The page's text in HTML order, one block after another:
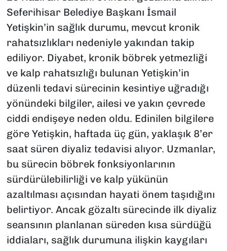
Seferihisar Belediye Başkanı İsmail
Yetişkin’in sağlık durumu, mevcut kronik
rahatsızlıkları nedeniyle yakından takip
ediliyor. Diyabet, kronik böbrek yetmezliği
ve kalp rahatsızlığı bulunan Yetişkin’in
düzenli tedavi sürecinin kesintiye uğradığı
yönündeki bilgiler, ailesi ve yakın çevrede
ciddi endişeye neden oldu. Edinilen bilgilere
göre Yetişkin, haftada üç gün, yaklaşık 8’er
saat süren diyaliz tedavisi alıyor. Uzmanlar,
bu sürecin böbrek fonksiyonlarının
sürdürülebilirliği ve kalp yükünün
azaltılması açısından hayati önem taşıdığını
belirtiyor. Ancak gözaltı sürecinde ilk diyaliz
seansının planlanan süreden kısa sürdüğü
iddiaları, sağlık durumuna ilişkin kaygıları